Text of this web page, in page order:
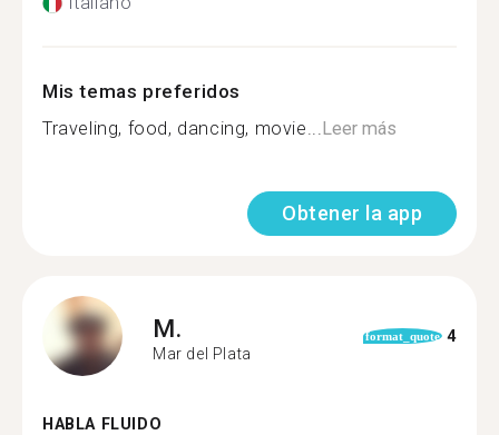
Mis temas preferidos
Traveling, food, dancing, movie...Leer más
Obtener la app
M.
Mar del Plata
format_quote 4
HABLA FLUIDO